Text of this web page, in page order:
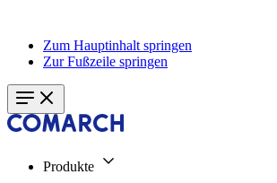
Zum Hauptinhalt springen
Zur Fußzeile springen
Produkte